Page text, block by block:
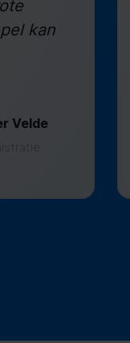
kan
Velde